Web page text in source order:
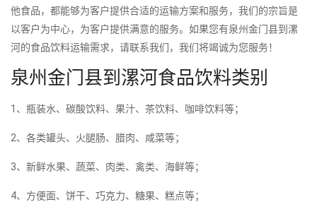
他食品，都能够为客户提供合适的运输方案和服务，我们的宗旨是
以客户为中心，为客户提供满意的服务。如果您有泉州金门县到漯
河的食品饮料运输需求，请联系我们，我们将竭诚为您服务！
泉州金门县到漯河食品饮料类别
1、瓶装水、碳酸饮料、果汁、茶饮料、咖啡饮料等；
2、各类罐头、火腿肠、腊肉、咸菜等；
3、新鲜水果、蔬菜、肉类、禽类、海鲜等；
4、方便面、饼干、巧克力、糖果、糕点等；